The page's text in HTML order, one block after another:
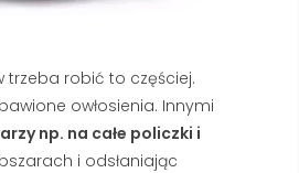
trzeba robić to częściej.
owłosienia. Innymi
np. na całe policzki i
i odsłaniając